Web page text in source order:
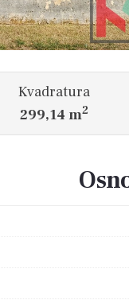
Kvadratura
299,14 m2